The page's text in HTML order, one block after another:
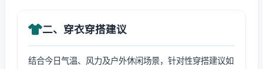
二、穿衣穿搭建议
结合今日气温、风力及户外休闲场景，针对性穿搭建议如